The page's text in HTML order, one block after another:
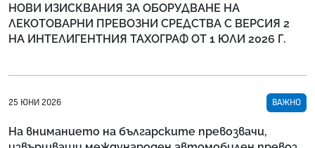
НОВИ ИЗИСКВАНИЯ ЗА ОБОРУДВАНЕ НА
ЛЕКОТОВАРНИ ПРЕВОЗНИ СРЕДСТВА С ВЕРСИЯ 2
НА ИНТЕЛИГЕНТНИЯ ТАХОГРАФ ОТ 1 ЮЛИ 2026 Г.
25 ЮНИ 2026 ВАЖНО
На вниманието на българските превозвачи,